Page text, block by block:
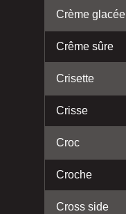
Crème glacée
Crême sûre
Crisette
Crisse
Croc
Croche
Cross side